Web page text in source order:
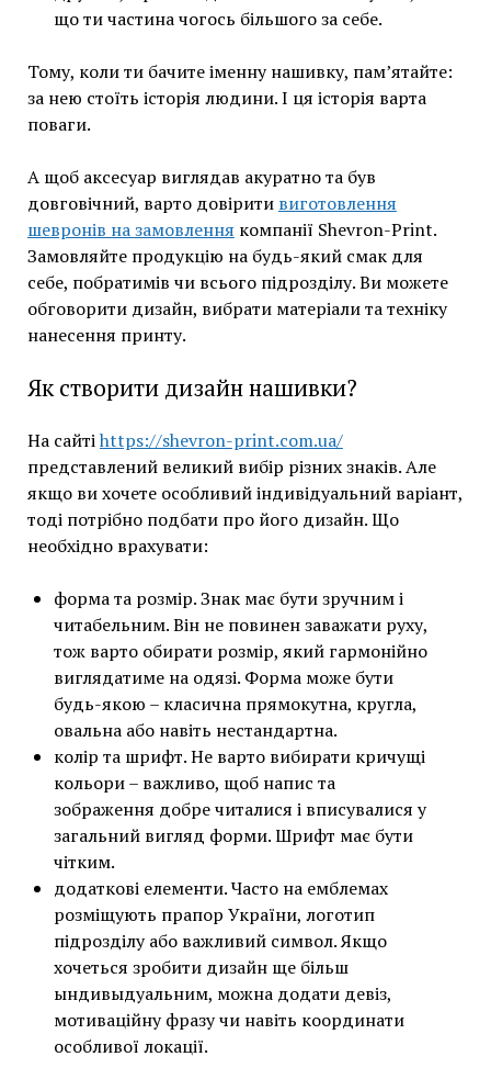
що ти частина чогось більшого за себе.
Тому, коли ти бачите іменну нашивку, пам’ятайте:
за нею стоїть історія людини. І ця історія варта
поваги.
А щоб аксесуар виглядав акуратно та був
довговічний, варто довірити виготовлення
шевронів на замовлення компанії Shevron-Print.
Замовляйте продукцію на будь-який смак для
себе, побратимів чи всього підрозділу. Ви можете
обговорити дизайн, вибрати матеріали та техніку
нанесення принту.
Як створити дизайн нашивки?
На сайтіhttps://shevron-print.com.ua/
представлений великий вибір різних знаків. Але
якщо ви хочете особливий індивідуальний варіант,
тоді потрібно подбати про його дизайн. Що
необхідно врахувати:
форма та розмір. Знак має бути зручним і
читабельним. Він не повинен заважати руху,
тож варто обирати розмір, який гармонійно
виглядатиме на одязі. Форма може бути
будь-якою – класична прямокутна, кругла,
овальна або навіть нестандартна.
колір та шрифт. Не варто вибирати кричущі
кольори – важливо, щоб напис та
зображення добре читалися і вписувалися у
загальний вигляд форми. Шрифт має бути
чітким.
додаткові елементи. Часто на емблемах
розміщують прапор України, логотип
підрозділу або важливий символ. Якщо
хочеться зробити дизайн ще більш
ындивыдуальним, можна додати девіз,
мотиваційну фразу чи навіть координати
особливої локації.